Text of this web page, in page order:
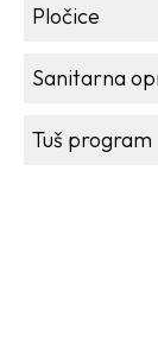
Pločice
Sanitarna
Tuš program